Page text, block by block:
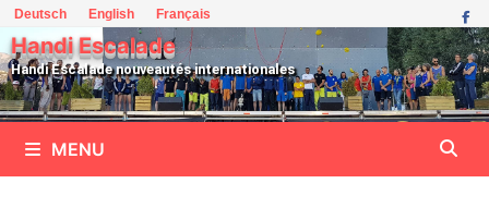
Passer
au
contenu
Deutsch English Français
Handi Escalade
Handi Escalade nouveautés internationales
MENU